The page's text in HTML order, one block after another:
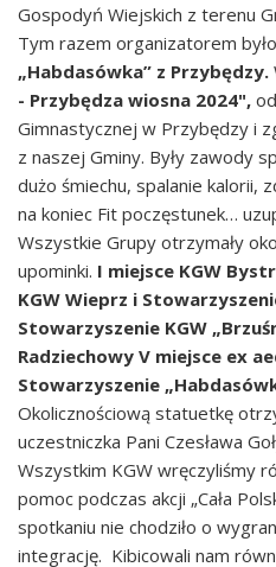
Gospodyń Wiejskich z terenu
Tym razem organizatorem było
„Habdasówka” z Przybędzy.
- Przybędza wiosna 2024",
Gimnastycznej w Przybędzy i
z naszej Gminy. Były zawody
dużo śmiechu, spalanie kalorii,
na koniec Fit poczęstunek…
Wszystkie Grupy otrzymały
upominki. I miejsce KGW
KGW Wieprz i
Stowarzyszenie KGW
Radziechowy V miejsce ex
Stowarzyszenie
Okolicznościową statuetkę
uczestniczka Pani Czesława
Wszystkim KGW wręczyliśmy
pomoc podczas akcji „Cała
spotkaniu nie chodziło o
integrację. Kibicowali nam